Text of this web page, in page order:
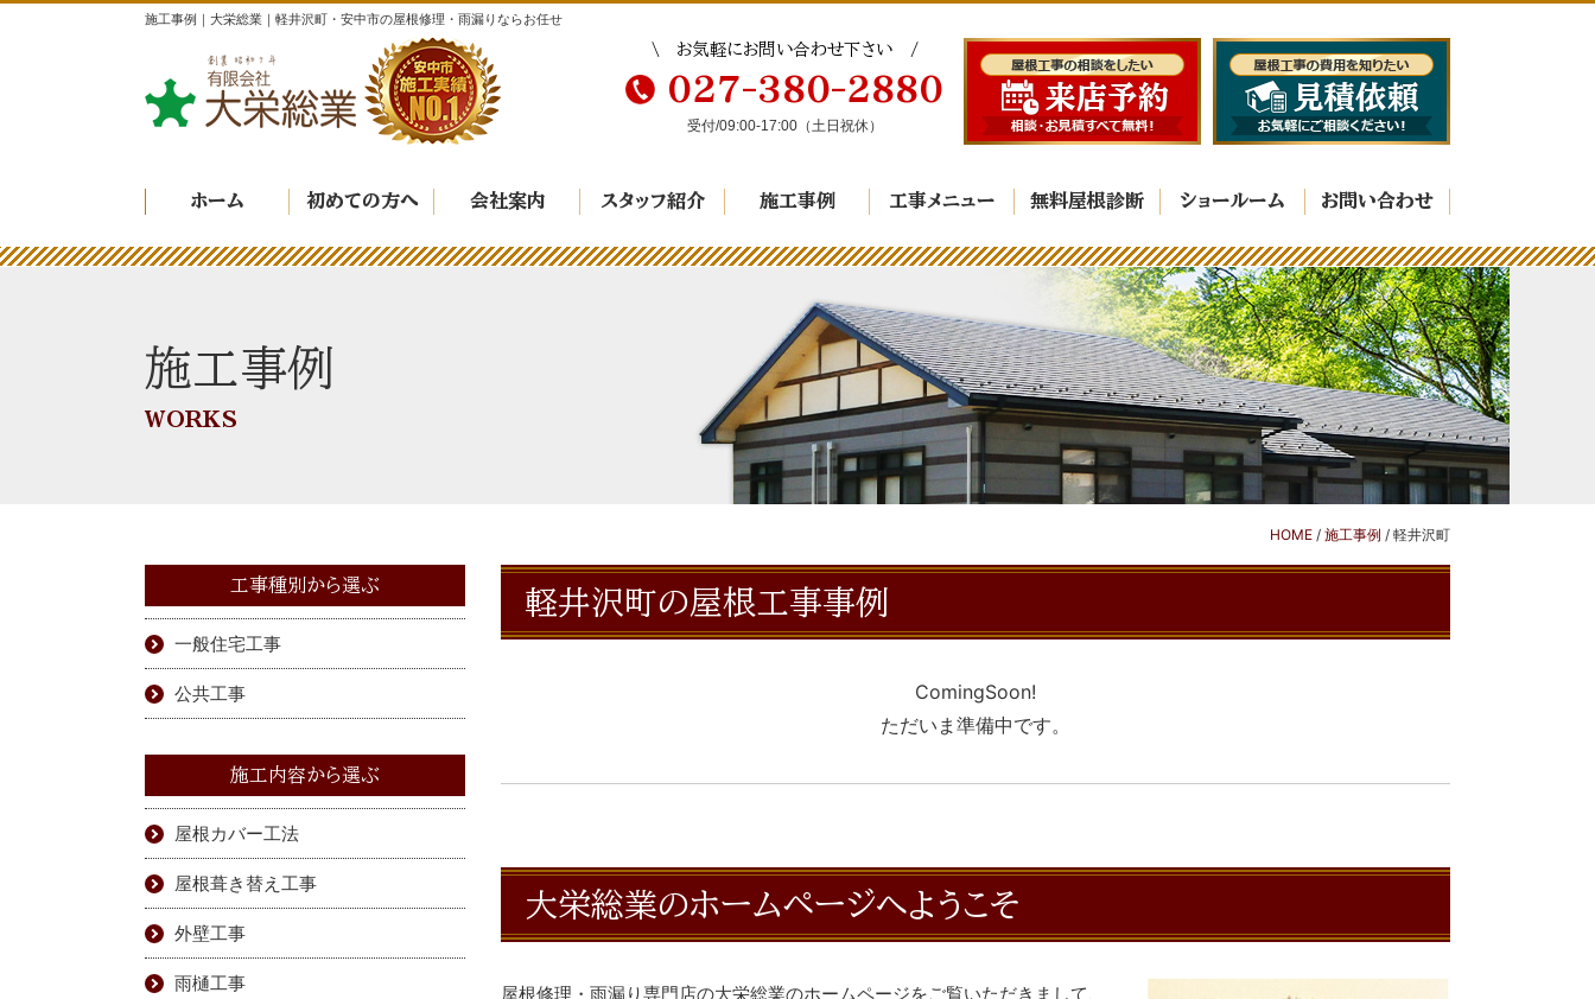
施工事例｜大栄総業｜軽井沢町・安中市の屋根修理・雨漏りならお任せ
お気軽にお問い合わせ下さい
027-380-2880
受付/09:00-17:00（土日祝休）
ホーム 初めての方へ 会社案内 スタッフ紹介 施工事例 工事メニュー 無料屋根診断 ショールーム お問い合わせ
施工事例
WORKS
HOME / 施工事例 / 軽井沢町
軽井沢町の屋根工事事例
ComingSoon!
ただいま準備中です。
大栄総業のホームページへようこそ
屋根修理・雨漏り専門店の大栄総業のホームページをご覧いただきまして、
工事種別から選ぶ
一般住宅工事
公共工事
施工内容から選ぶ
屋根カバー工法
屋根葺き替え工事
外壁工事
雨樋工事